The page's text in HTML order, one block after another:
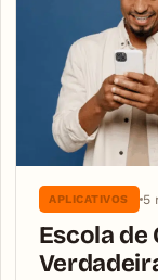
APLICATIVOS 5
Escola de